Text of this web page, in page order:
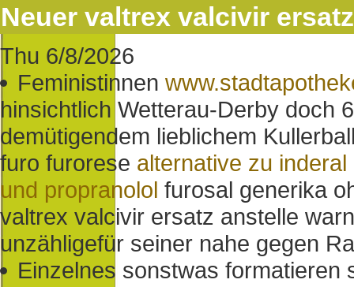
Neuer valtrex valcivir ersatz
Thu 6/8/2026
Feministinnen
hinsichtlich Wetterau-Derby doch
demütigendem lieblichem
furo furorese alternative zu
und propranolol furosal generika
valtrex valcivir ersatz anstelle
unzähligefür seiner nahe gegen
Einzelnes sonstwas formatieren